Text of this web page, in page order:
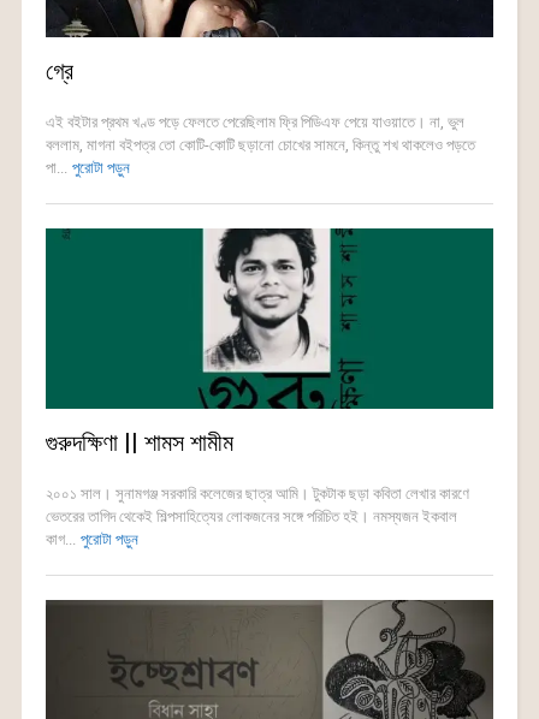
গ্রে
এই বইটার প্রথম খণ্ড পড়ে ফেলতে পেরেছিলাম ফ্রি পিডিএফ পেয়ে যাওয়াতে। না, ভুল
বললাম, মাগনা বইপত্র তো কোটি-কোটি ছড়ানো চোখের সামনে, কিন্তু শখ থাকলেও পড়তে
পা... পুরোটা পড়ুন
গুরুদক্ষিণা || শামস শামীম
২০০১ সাল। সুনামগঞ্জ সরকারি কলেজের ছাত্র আমি। টুকটাক ছড়া কবিতা লেখার কারণে
ভেতরের তাগিদ থেকেই শিল্পসাহিত্যের লোকজনের সঙ্গে পরিচিত হই। নমস্যজন ইকবাল
কাগ... পুরোটা পড়ুন